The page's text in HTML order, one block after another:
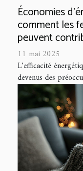
Économies
comment les
peuvent
11 mai 2025
L'efficacité
devenus des